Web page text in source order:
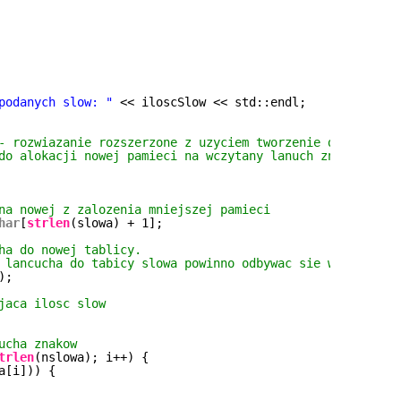
slow: " << iloscSlow << std::endl;
rozszerzone z uzyciem tworzenie
do alokacji nowej pamieci na wczytany lanuch znakow.
nowej z zalozenia mniejszej pamieci
[strlen(slowa) + 1];
do nowej tablicy.
lancucha do tabicy slowa powinno odbywac sie w fukcji.
ilosc slow
znakow
(nslowa); i++) {
{